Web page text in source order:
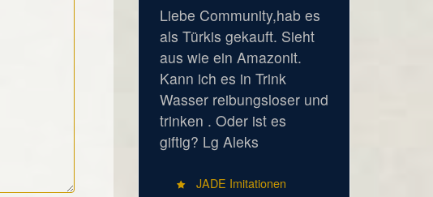
Liebe Community,hab es
als Türkis gekauft. Sieht
aus wie ein Amazonit.
Kann ich es in Trink
Wasser reibungsloser und
trinken . Oder ist es
giftig? Lg Aleks
JADE Imitationen